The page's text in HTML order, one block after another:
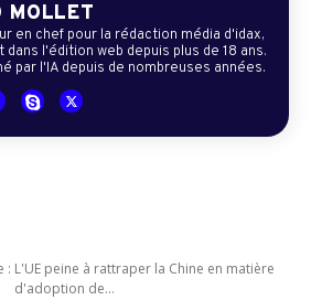
MOLLET
en chef pour la rédaction média d'idax,
dans l'édition web depuis plus de 18 ans.
par l'IA depuis de nombreuses années.
: L'UE peine à rattraper la Chine en matière
d'adoption de...